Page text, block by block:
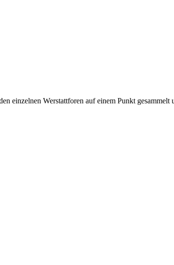
einzelnen Werstattforen auf einem Punkt gesammelt